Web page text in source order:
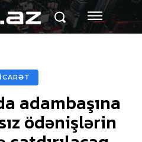
adambaşına
ödənişlərin